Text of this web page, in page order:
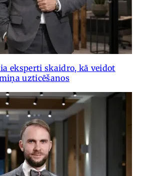
eksperti skaidro, kā veidot
uzticēšanos